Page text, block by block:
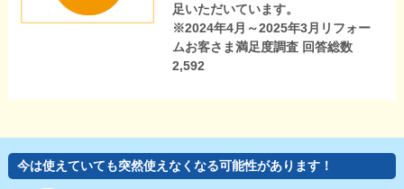
足いただいています。
※2024年4月～2025年3月リフォー
ムお客さま満足度調査 回答総数
2,592
今は使えていても突然使えなくなる可能性があります！